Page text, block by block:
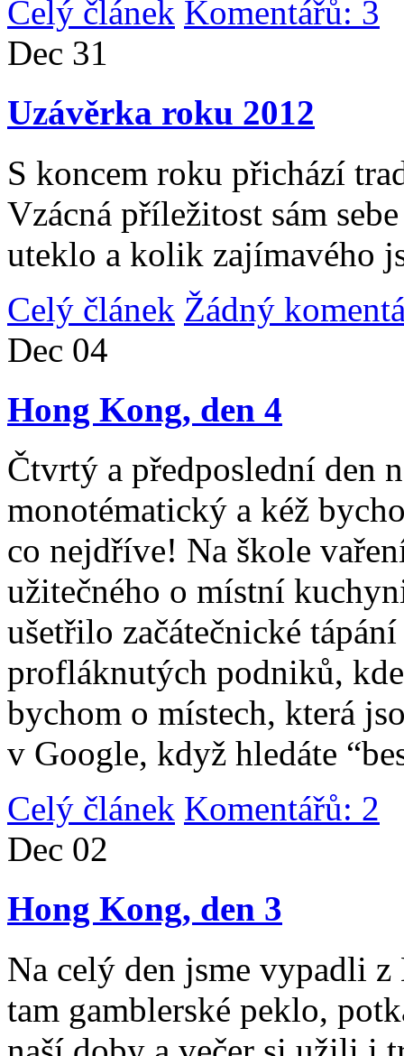
Celý článek Komentářů: 3
Dec 31
Uzávěrka roku 2012
S koncem roku přichází
Vzácná příležitost sám
uteklo a kolik zajímavého
Celý článek Žádný
Dec 04
Hong Kong, den 4
Čtvrtý a předposlední den
monotématický a kéž
co nejdříve! Na škole
užitečného o místní
ušetřilo začátečnické
profláknutých podniků,
bychom o místech, která
v Google, když hledáte
Celý článek Komentářů: 2
Dec 02
Hong Kong, den 3
Na celý den jsme vypadli
tam gamblerské peklo,